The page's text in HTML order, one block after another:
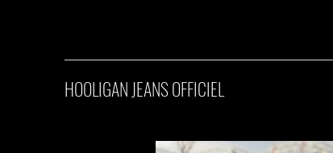
HOOLIGAN JEANS OFFICIEL